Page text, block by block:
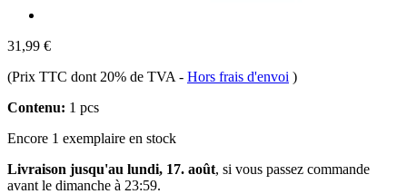
31,99 €
(Prix TTC dont 20% de TVA - Hors frais d'envoi )
Contenu: 1 pcs
Encore 1 exemplaire en stock
Livraison jusqu'au lundi, 17. août, si vous passez commande
avant le dimanche à 23:59.